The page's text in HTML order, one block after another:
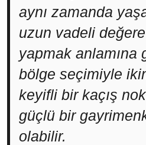
aynı zamanda
uzun vadeli değere
yapmak anlamına
bölge seçimiyle
keyifli bir kaçış
güçlü bir
olabilir.